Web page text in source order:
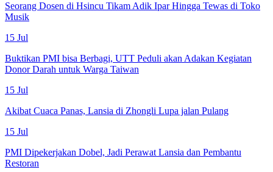
Seorang Dosen di Hsincu Tikam Adik Ipar Hingga Tewas di Toko
Musik
15 Jul
Buktikan PMI bisa Berbagi, UTT Peduli akan Adakan Kegiatan
Donor Darah untuk Warga Taiwan
15 Jul
Akibat Cuaca Panas, Lansia di Zhongli Lupa jalan Pulang
15 Jul
PMI Dipekerjakan Dobel, Jadi Perawat Lansia dan Pembantu
Restoran